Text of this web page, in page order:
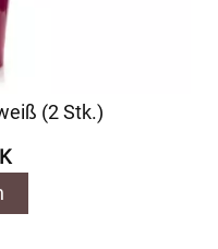
(2 Stk.)